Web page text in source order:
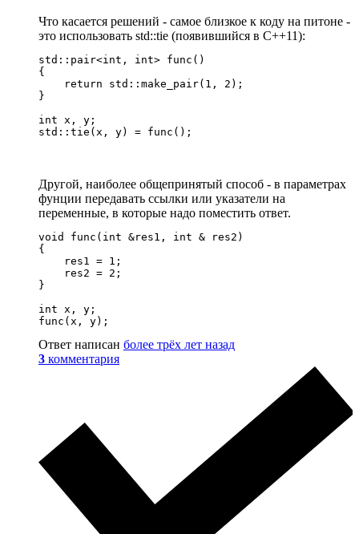
Что касается решений - самое близкое к коду на питоне -
это использовать std::tie (появившийся в C++11):
std::pair<int, int> func()
{
    return std::make_pair(1, 2);
}
int x, y;
std::tie(x, y) = func();
Другой, наиболее общепринятый способ - в параметрах
фунции передавать ссылки или указатели на
переменные, в которые надо поместить ответ.
void func(int &res1, int & res2)
{
    res1 = 1;
    res2 = 2;
}
int x, y;
func(x, y);
Ответ написан более трёх лет назад
3 комментария